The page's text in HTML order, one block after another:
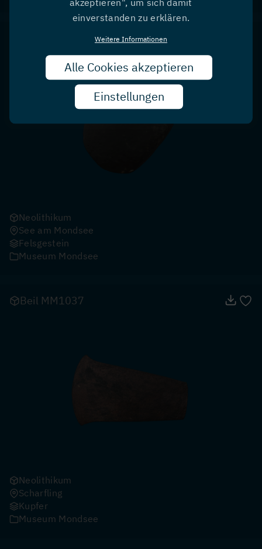
Neolithikum
See am Mondsee
Felsgestein
Museum Mondsee
Beil MM1037
Neolithikum
Scharfling
Kupfer
Museum Mondsee
akzeptieren", um sich damit
einverstanden zu erklären.
Weitere Informationen
Alle Cookies akzeptieren
Einstellungen